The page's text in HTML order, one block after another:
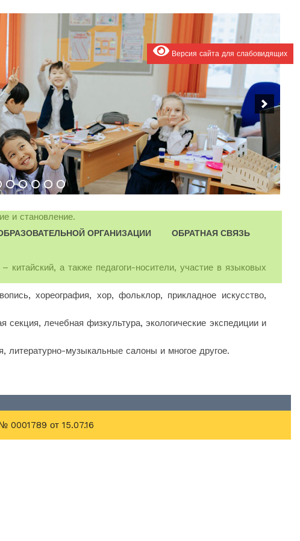
Версия сайта для слабовидящих
ОРГАНИЗАЦИИ ОБРАТНАЯ СВЯЗЬ
и становление.
а также педагоги-носители, участие в языковых
хореография, хор, фольклор, прикладное искусство,
лечебная физкультура, экологические экспедиции и
музыкальные салоны и многое другое.
0001789 от 15.07.16